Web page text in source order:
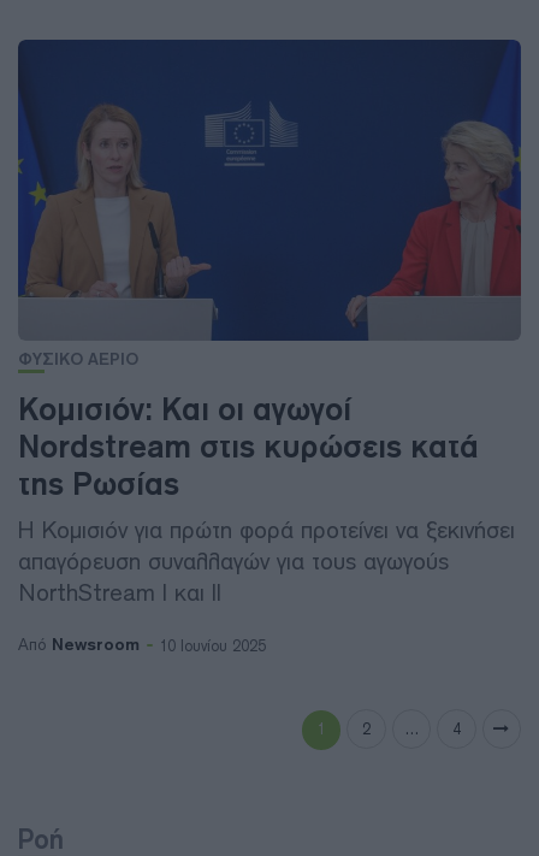
ΦΥΣΙΚΟ ΑΕΡΙΟ
Κομισιόν: Και οι αγωγοί
Nordstream στις κυρώσεις κατά
της Ρωσίας
Η Κομισιόν για πρώτη φορά προτείνει να ξεκινήσει
απαγόρευση συναλλαγών για τους αγωγούς
NorthStream I και II
Από Newsroom 10 Ιουνίου 2025
1 2 … 4
Ροή